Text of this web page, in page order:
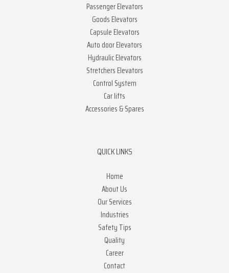
Passenger Elevators
Goods Elevators
Capsule Elevators
Auto door Elevators
Hydraulic Elevators
Stretchers Elevators
Control System
Car lifts
Accessories & Spares
QUICK LINKS
Home
About Us
Our Services
Industries
Safety Tips
Quality
Career
Contact